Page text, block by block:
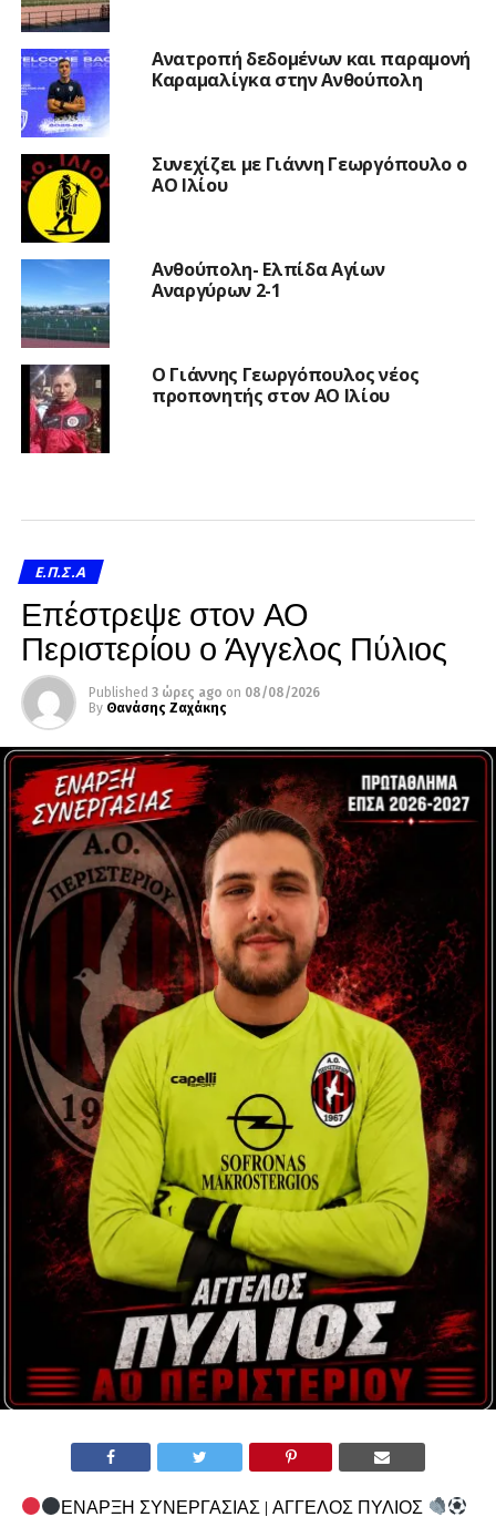
Ανατροπή δεδομένων και παραμονή
Καραμαλίγκα στην Ανθούπολη
Συνεχίζει με Γιάννη Γεωργόπουλο ο
ΑΟ Ιλίου
Ανθούπολη- Ελπίδα Αγίων
Αναργύρων 2-1
Ο Γιάννης Γεωργόπουλος νέος
προπονητής στον ΑΟ Ιλίου
Ε.Π.Σ.Α
Επέστρεψε στον ΑΟ
Περιστερίου ο Άγγελος Πύλιος
Published 3 ώρες ago on 08/08/2026
By Θανάσης Ζαχάκης
ΕΝΑΡΞΗ ΣΥΝΕΡΓΑΣΙΑΣ | ΑΓΓΕΛΟΣ ΠΥΛΙΟΣ